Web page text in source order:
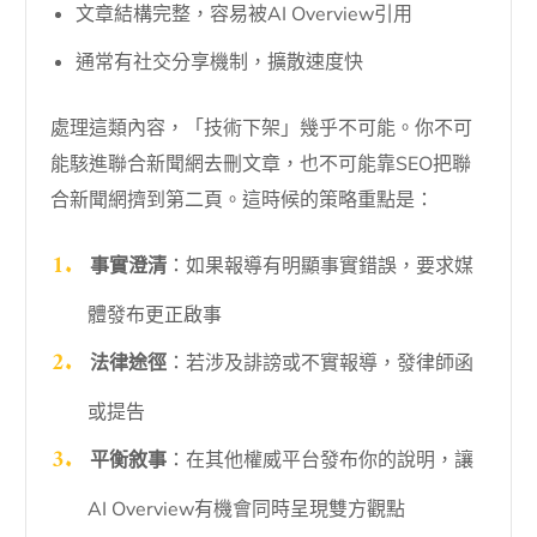
文章結構完整，容易被AI Overview引用
通常有社交分享機制，擴散速度快
處理這類內容，「技術下架」幾乎不可能。你不可
能駭進聯合新聞網去刪文章，也不可能靠SEO把聯
合新聞網擠到第二頁。這時候的策略重點是：
事實澄清：如果報導有明顯事實錯誤，要求媒
體發布更正啟事
法律途徑：若涉及誹謗或不實報導，發律師函
或提告
平衡敘事：在其他權威平台發布你的說明，讓
AI Overview有機會同時呈現雙方觀點